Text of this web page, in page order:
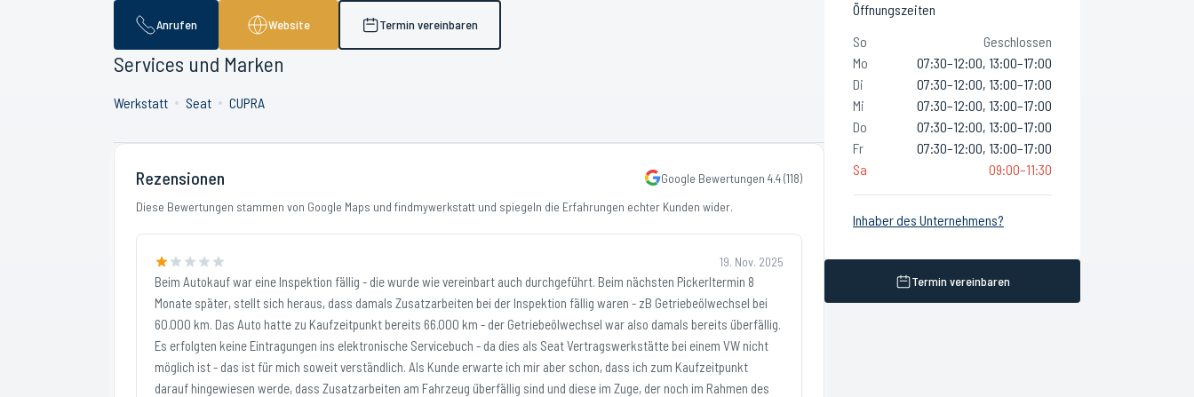
Anrufen Website Termin vereinbaren
Services und Marken
Werkstatt Seat CUPRA
Rezensionen Google Bewertungen 4.4(118)
Diese Bewertungen stammen von Google Maps und findmywerkstatt und spiegeln die Erfahrungen echter Kunden wider.
19. Nov. 2025
Beim Autokauf war eine Inspektion fällig - die wurde wie vereinbart auch durchgeführt. Beim nächsten Pickerltermin 8
Monate später, stellt sich heraus, dass damals Zusatzarbeiten bei der Inspektion fällig waren - zB Getriebeölwechsel bei
60.000 km. Das Auto hatte zu Kaufzeitpunkt bereits 66.000 km - der Getriebeölwechsel war also damals bereits überfällig.
Es erfolgten keine Eintragungen ins elektronische Servicebuch - da dies als Seat Vertragswerkstätte bei einem VW nicht
möglich ist - das ist für mich soweit verständlich. Als Kunde erwarte ich mir aber schon, dass ich zum Kaufzeitpunkt
darauf hingewiesen werde, dass Zusatzarbeiten am Fahrzeug überfällig sind und diese im Zuge, der noch im Rahmen des
Öffnungszeiten
So
Geschlossen
Mo
07:30–12:00, 13:00–17:00
Di
07:30–12:00, 13:00–17:00
Mi
07:30–12:00, 13:00–17:00
Do
07:30–12:00, 13:00–17:00
Fr
07:30–12:00, 13:00–17:00
Sa
09:00–11:30
Inhaber des Unternehmens?
Termin vereinbaren